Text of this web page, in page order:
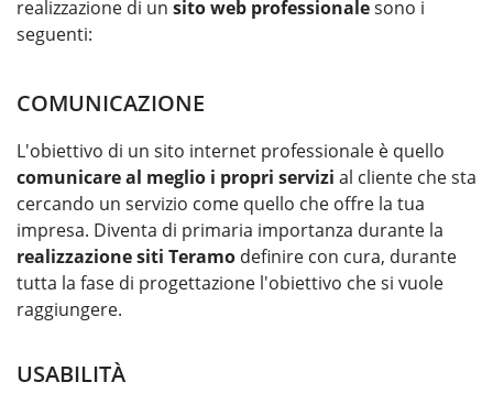
realizzazione di un sito web professionalesono i
seguenti:
COMUNICAZIONE
L'obiettivo di un sito internet professionale è quello
comunicare al meglio i propri servizi al cliente che sta
cercando un servizio come quello che offre la tua
impresa. Diventa di primaria importanza durante la
realizzazione siti Teramo definire con cura, durante
tutta la fase di progettazione l'obiettivo che si vuole
raggiungere.
USABILITÀ